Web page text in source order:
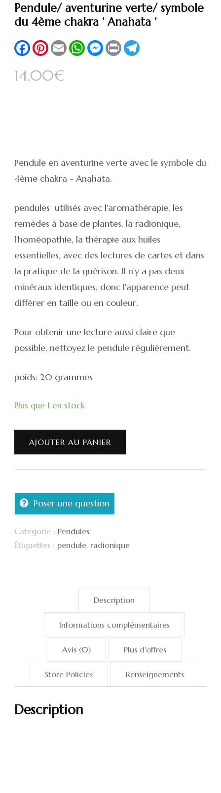
Pendule/ aventurine verte/ symbole
du 4ème chakra ‘ Anahata ‘
FacebookPinterest
Email WhatsApp
Messenger
Print
14,00€
Pendule en aventurine verte avec le symbole du
4ème chakra - Anahata.
pendules utilisés avec l'aromathérapie, les
remèdes à base de plantes, la radionique,
l'homéopathie, la thérapie aux huiles
essentielles, avec des lectures de cartes et dans
la pratique de la guérison. Il n'y a pas deux
minéraux identiques, donc l'apparence peut
différer en taille ou en couleur.
Pour obtenir une lecture aussi claire que
possible, nettoyez le pendule régulièrement.
poids: 20 grammes
Plus que 1 en stock
AJOUTER AU PANIER
Poser une question
Catégorie : Pendules
Étiquettes : pendule, radionique
Description
Informations complémentaires
Avis (0) Plus d'offres
Store Policies Renseignements
Description